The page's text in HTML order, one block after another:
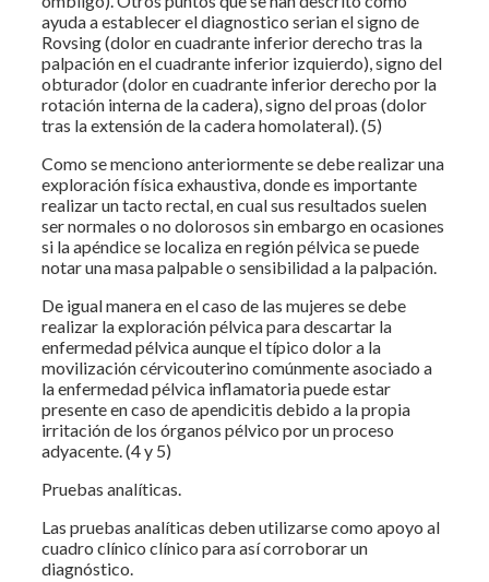
ayuda a establecer el diagnostico serian el signo de
Rovsing (dolor en cuadrante inferior derecho tras la
palpación en el cuadrante inferior izquierdo), signo del
obturador (dolor en cuadrante inferior derecho por la
rotación interna de la cadera), signo del proas (dolor
tras la extensión de la cadera homolateral). (5)
Como se menciono anteriormente se debe realizar una
exploración física exhaustiva, donde es importante
realizar un tacto rectal, en cual sus resultados suelen
ser normales o no dolorosos sin embargo en ocasiones
si la apéndice se localiza en región pélvica se puede
notar una masa palpable o sensibilidad a la palpación.
De igual manera en el caso de las mujeres se debe
realizar la exploración pélvica para descartar la
enfermedad pélvica aunque el típico dolor a la
movilización cérvicouterino comúnmente asociado a
la enfermedad pélvica inflamatoria puede estar
presente en caso de apendicitis debido a la propia
irritación de los órganos pélvico por un proceso
adyacente. (4 y 5)
Pruebas analíticas.
Las pruebas analíticas deben utilizarse como apoyo al
cuadro clínico clínico para así corroborar un
diagnóstico.